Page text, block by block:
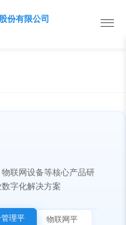
份有限公司
联网设备等核心产品研
字化解决方案
理平
物联网平